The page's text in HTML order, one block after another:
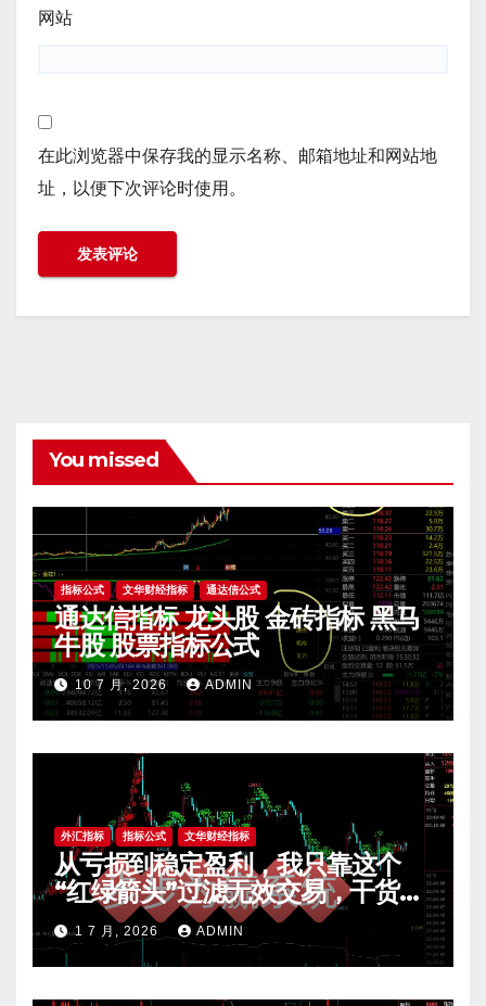
网站
在此浏览器中保存我的显示名称、邮箱地址和网站地
址，以便下次评论时使用。
You missed
指标公式 文华财经指标 通达信公式
通达信指标 龙头股 金砖指标 黑马
牛股 股票指标公式
10 7 月, 2026 ADMIN
外汇指标 指标公式 文华财经指标
从亏损到稳定盈利，我只靠这个
“红绿箭头”过滤无效交易，干货全
公开 mt4指标
1 7 月, 2026 ADMIN